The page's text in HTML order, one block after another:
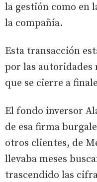
la gestión como en
la compañía.
Esta transacción
por las autoridades
que se cierre a
El fondo inversor
de esa firma
otros clientes, de
llevaba meses
trascendido las